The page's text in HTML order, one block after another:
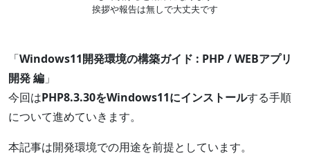
挨拶や報告は無しで大丈夫です
「Windows11開発環境の構築ガイド : PHP / WEBアプリ
開発 編 」
今回はPHP8.3.30をWindows11にインストールする手順
について進めていきます。
本記事は開発環境での用途を前提としています。